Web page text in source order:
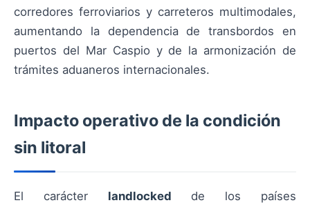
corredores ferroviarios y carreteros multimodales,
aumentando la dependencia de transbordos en
puertos del Mar Caspio y de la armonización de
trámites aduaneros internacionales.
Impacto operativo de la condición
sin litoral
El carácter landlocked de los países